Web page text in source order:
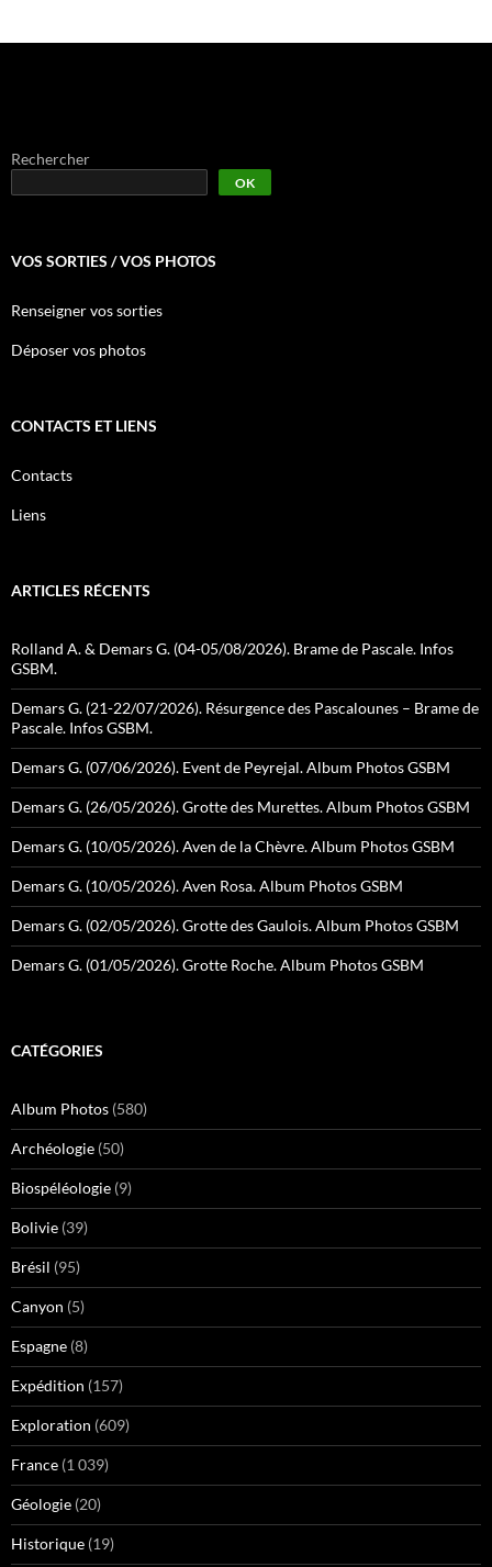
Rechercher
OK
VOS SORTIES / VOS PHOTOS
Renseigner vos sorties
Déposer vos photos
CONTACTS ET LIENS
Contacts
Liens
ARTICLES RÉCENTS
Rolland A. & Demars G. (04-05/08/2026). Brame de Pascale. Infos
GSBM.
Demars G. (21-22/07/2026). Résurgence des Pascalounes – Brame de
Pascale. Infos GSBM.
Demars G. (07/06/2026). Event de Peyrejal. Album Photos GSBM
Demars G. (26/05/2026). Grotte des Murettes. Album Photos GSBM
Demars G. (10/05/2026). Aven de la Chèvre. Album Photos GSBM
Demars G. (10/05/2026). Aven Rosa. Album Photos GSBM
Demars G. (02/05/2026). Grotte des Gaulois. Album Photos GSBM
Demars G. (01/05/2026). Grotte Roche. Album Photos GSBM
CATÉGORIES
Album Photos (580)
Archéologie (50)
Biospéléologie (9)
Bolivie (39)
Brésil (95)
Canyon (5)
Espagne (8)
Expédition (157)
Exploration (609)
France (1 039)
Géologie (20)
Historique (19)